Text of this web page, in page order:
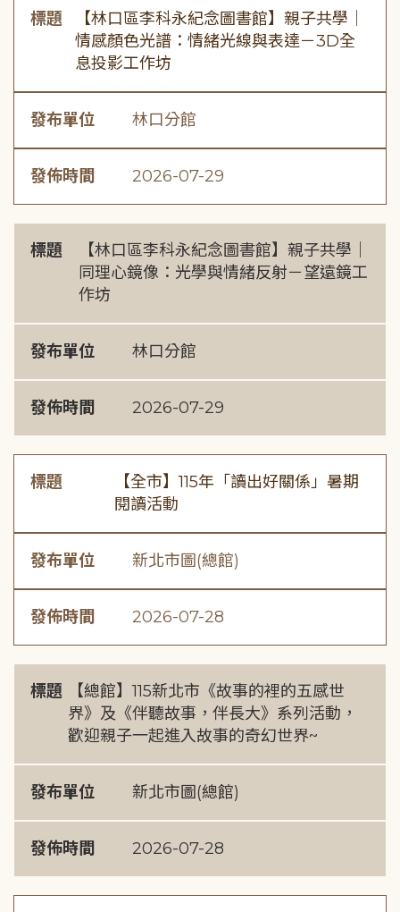
標題
【林口區李科永紀念圖書館】親子共學｜
情感顏色光譜：情緒光線與表達－3D全
息投影工作坊
發布單位 林口分館
發佈時間 2026-07-29
標題
【林口區李科永紀念圖書館】親子共學｜
同理心鏡像：光學與情緒反射－望遠鏡工
作坊
發布單位 林口分館
發佈時間 2026-07-29
標題
【全市】115年「讀出好關係」暑期
閱讀活動
發布單位 新北市圖(總館)
發佈時間 2026-07-28
標題
【總館】115新北市《故事的裡的五感世
界》及《伴聽故事，伴長大》系列活動，
歡迎親子一起進入故事的奇幻世界~
發布單位 新北市圖(總館)
發佈時間 2026-07-28